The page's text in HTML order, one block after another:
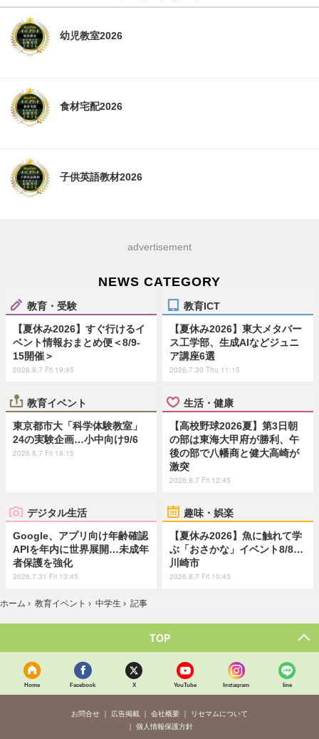
幼児教室2026
食材宅配2026
子供英語教材2026
advertisement
NEWS CATEGORY
教育・受験
【夏休み2026】すぐ行けるイ
ベント情報おまとめ便＜8/9-
15開催＞
2026.8.7 Fri 19:45
教育ICT
【夏休み2026】東大メタバー
ス工学部、生成AIなどジュニ
ア講座6選
2026.7.30 Thu 11:15
教育イベント
東京都市大「科学体験教室」
24の実験企画…小中向け9/6
2026.8.7 Fri 18:15
生活・健康
【高校野球2026夏】第3日朝
の部は東海大甲府が勝利、午
後の部で八幡商と健大高崎が
激突
2026.8.7 Fri 12:45
デジタル生活
Google、アプリ向け年齢確認
APIを年内に世界展開…未成年
者保護を強化
2026.7.31 Fri 13:45
趣味・娯楽
【夏休み2026】魚に触れて学
ぶ「おさかな」イベント8/8…
川崎市
2026.8.7 Fri 10:45
ホーム › 教育イベント › 中学生 › 記事
TOP
Home Facebook X YouTube Instagram line
お問合せ 広告掲載 会社概要
リセマムについて
個人情報保護方針